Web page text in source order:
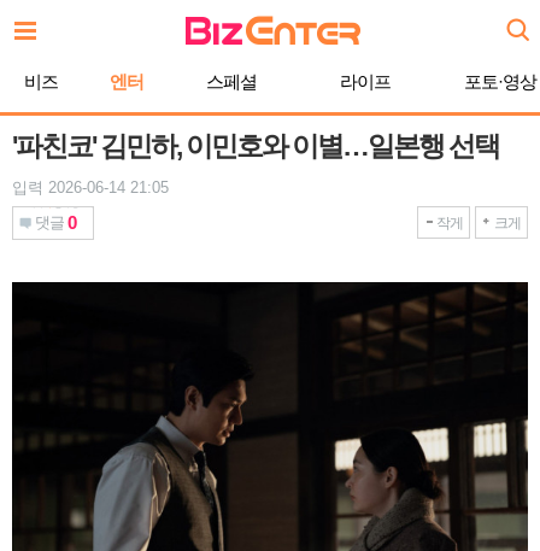
문
비즈 엔터 스페셜 라이프 포토·영상
'파친코' 김민하, 이민호와 이별…일본행 선택
입력 2026-06-14 21:05
댓글 0 작게 크게